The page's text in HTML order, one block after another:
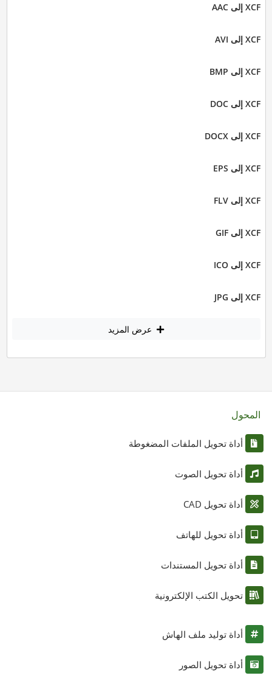
XCF إلى AAC
XCF إلى AVI
XCF إلى BMP
XCF إلى DOC
XCF إلى DOCX
XCF إلى EPS
XCF إلى FLV
XCF إلى GIF
XCF إلى ICO
XCF إلى JPG
عرض المزيد
المحول
أداة تحويل الملفات المضغوطة
أداة تحويل الصوت
أداة تحويل CAD
أداة تحويل للهاتف
أداة تحويل المستندات
تحويل الكتب الإلكترونية
أداة توليد ملف الهاش
أداة تحويل الصور